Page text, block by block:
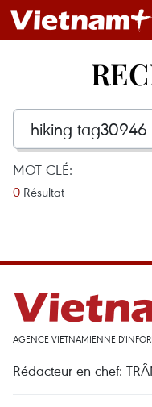
MOT CLÉ:
0 Résultat
AGENCE VIETNAMIENNE
Rédacteur en chef: